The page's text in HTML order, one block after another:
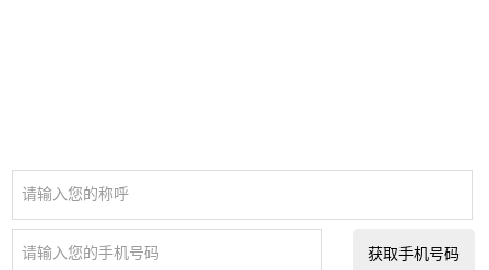
请输入您的称呼
请输入您的手机号码 获取手机号码